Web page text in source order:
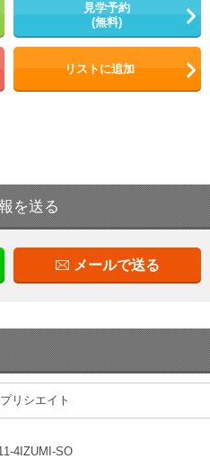
見学予約
(無料)
リストに追加
を送る
メールで送る
リシエイト
4IZUMI-SO